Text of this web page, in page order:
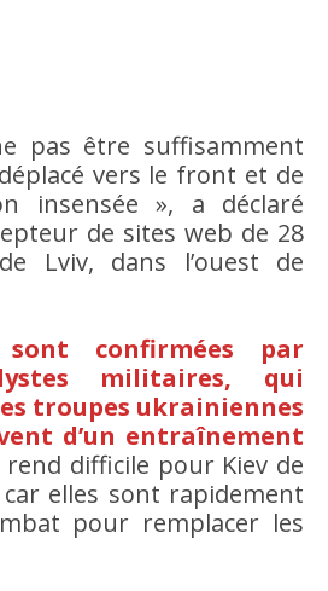
pas être suffisamment
vers le front et de
insensée », a déclaré
de sites web de 28
Lviv, dans l’ouest de
confirmées par
militaires, qui
troupes ukrainiennes
d’un entraînement
rend difficile pour Kiev de
elles sont rapidement
pour remplacer les